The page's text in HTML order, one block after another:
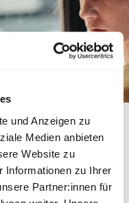
und Anzeigen zu
Medien anbieten
Website zu
Informationen zu Ihrer
Partner:innen für
Schweiz erhalten Sie